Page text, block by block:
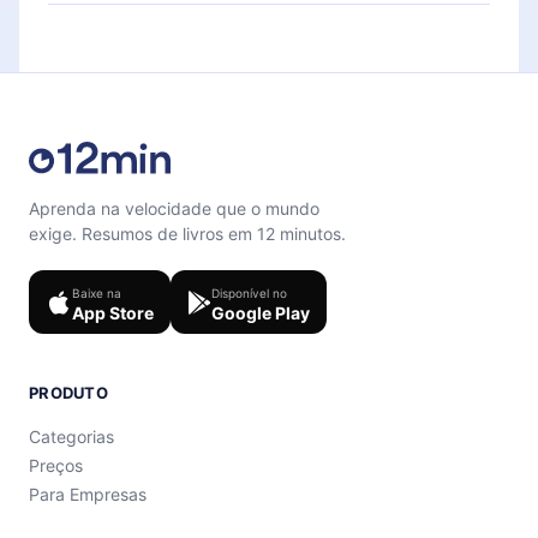
Sinta-se livre para entrar em contato por
Aprenda na velocidade que o mundo
exige. Resumos de livros em 12 minutos.
Baixe na
App Store
Disponível no
Google Play
PRODUTO
Categorias
Preços
Para Empresas